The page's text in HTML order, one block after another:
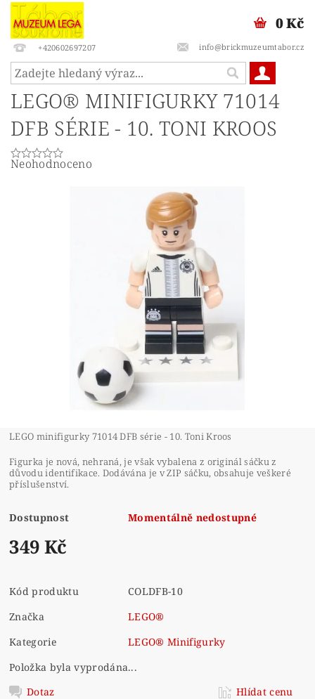
+420602697207 info@brickmuzeumtabor.cz
0 Kč
LEGO® MINIFIGURKY 71014
DFB SÉRIE - 10. TONI KROOS
Neohodnoceno
LEGO minifigurky 71014 DFB série - 10. Toni Kroos
Figurka je nová, nehraná, je však vybalena z originál sáčku z
důvodu identifikace. Dodávána je v ZIP sáčku, obsahuje veškeré
příslušenství.
Dostupnost Momentálně nedostupné
349 Kč
Kód produktu
COLDFB-10
Značka
LEGO®
Kategorie
LEGO® Minifigurky
Položka byla vyprodána...
Dotaz
Hlídat cenu